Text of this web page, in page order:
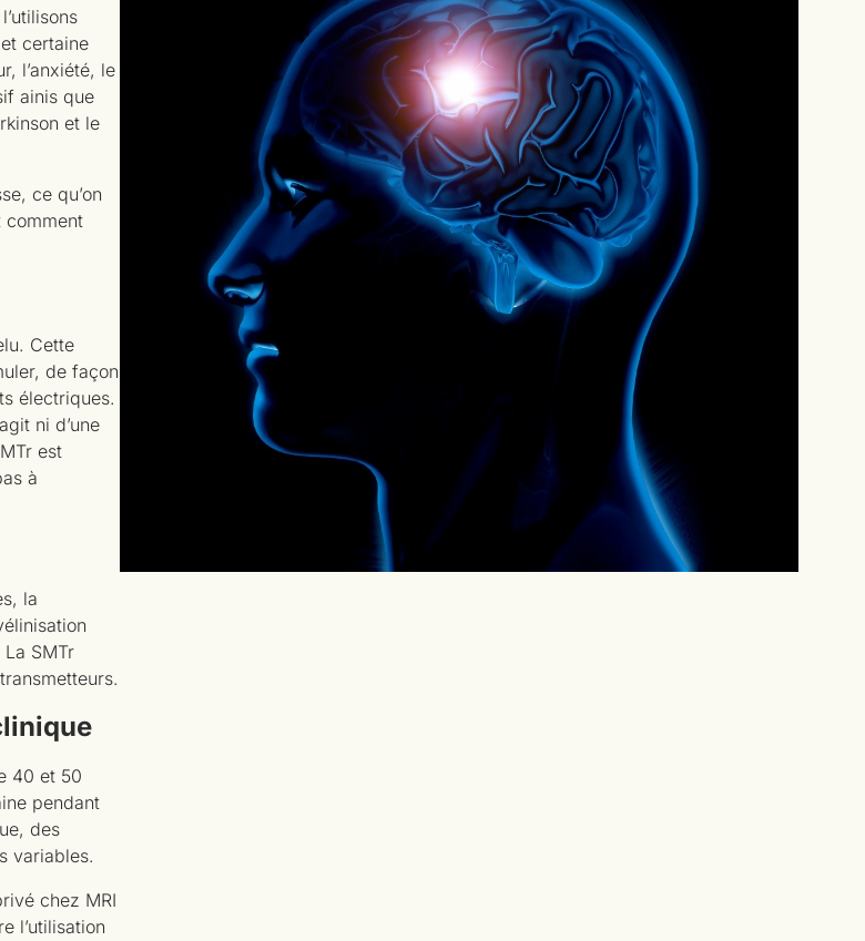
certaine
l’anxiété, le
ainis que
et le
ce qu’on
comment
Cette
de façon
électriques.
ni d’une
est
à
la
SMTr
40 et 50
pendant
des
variables.
chez MRI
l’utilisation